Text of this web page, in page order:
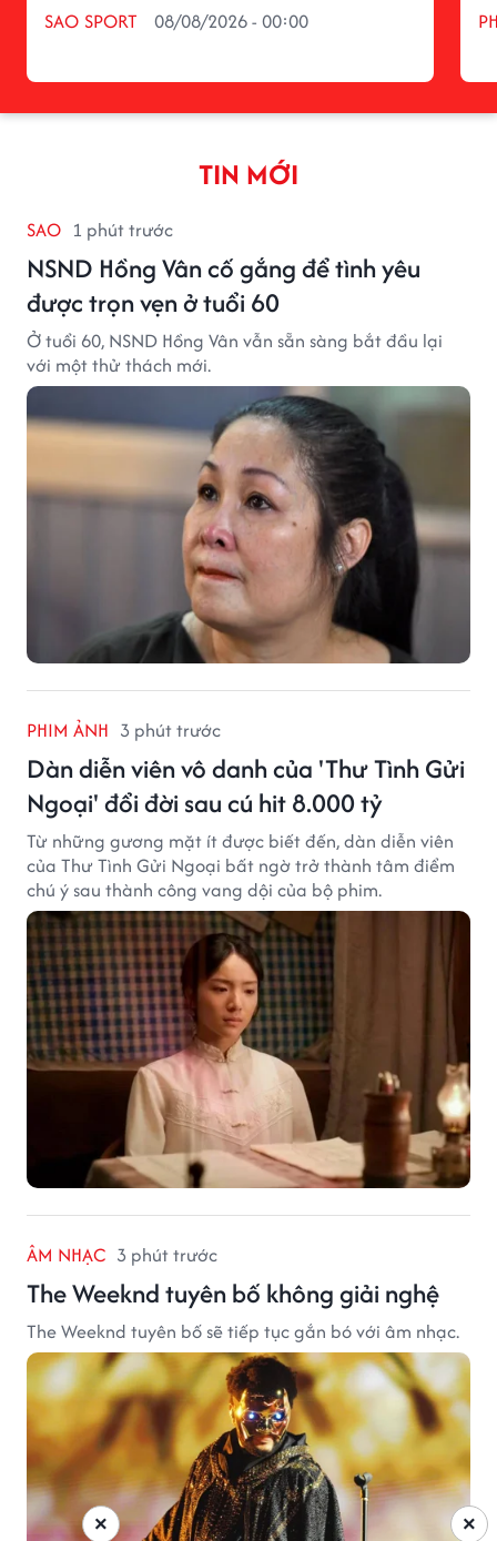
SAO SPORT 08/08/2026 - 00:00
TIN MỚI
SAO 1 phút trước
NSND Hồng Vân cố gắng để tình yêu
được trọn vẹn ở tuổi 60
Ở tuổi 60, NSND Hồng Vân vẫn sẵn sàng bắt đầu lại
với một thử thách mới.
PHIM ẢNH 3 phút trước
Dàn diễn viên vô danh của 'Thư Tình Gửi
Ngoại' đổi đời sau cú hit 8.000 tỷ
Từ những gương mặt ít được biết đến, dàn diễn viên
của Thư Tình Gửi Ngoại bất ngờ trở thành tâm điểm
chú ý sau thành công vang dội của bộ phim.
ÂM NHẠC 3 phút trước
The Weeknd tuyên bố không giải nghệ
The Weeknd tuyên bố sẽ tiếp tục gắn bó với âm nhạc.
×
×